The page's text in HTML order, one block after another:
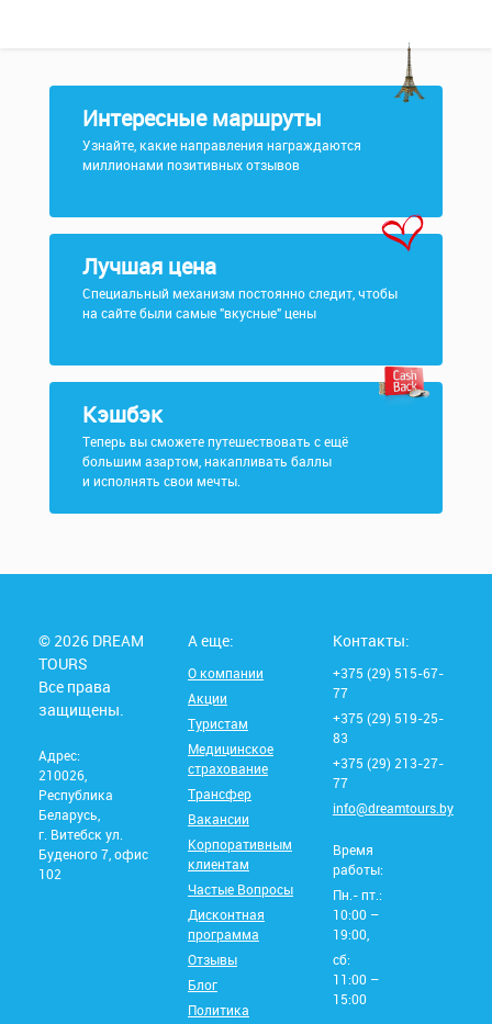
Интересные маршруты
Узнайте, какие направления награждаются
миллионами позитивных отзывов
Лучшая цена
Специальный механизм постоянно следит, чтобы
на сайте были самые "вкусные" цены
Кэшбэк
Теперь вы сможете путешествовать с ещё
большим азартом, накапливать баллы
и исполнять свои мечты.
© 2026 DREAM
TOURS
Все права
защищены.
Адрес:
210026,
Республика
Беларусь,
г. Витебск ул.
Буденого 7, офис
102
А еще:
О компании
Акции
Туристам
Медицинское
страхование
Трансфер
Вакансии
Корпоративным
клиентам
Частые Вопросы
Дисконтная
программа
Отзывы
Блог
Политика
Контакты:
+375 (29) 515-67-
77
+375 (29) 519-25-
83
+375 (29) 213-27-
77
info@dreamtours.by
Время
работы:
Пн.- пт.:
10:00 –
19:00,
сб:
11:00 –
15:00